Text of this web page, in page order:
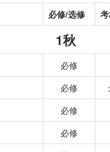
必修/选修
1秋
必修
必修
必修
必修